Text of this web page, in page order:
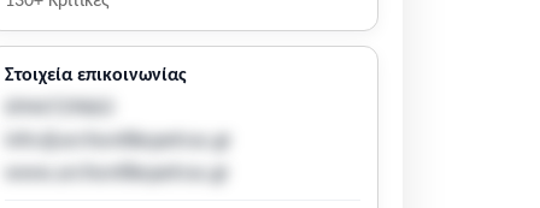
Στοιχεία επικοινωνίας
info@archontikopetras.gr
www.archontikopetras.gr